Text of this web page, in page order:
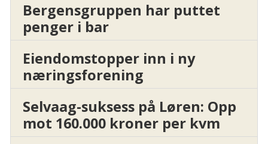
Bergensgruppen har puttet
penger i bar
Eiendomstopper inn i ny
næringsforening
Selvaag-suksess på Løren: Opp
mot 160.000 kroner per kvm